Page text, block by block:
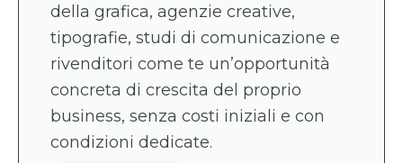
della grafica, agenzie creative,
tipografie, studi di comunicazione e
rivenditori come te un’opportunità
concreta di crescita del proprio
business, senza costi iniziali e con
condizioni dedicate.